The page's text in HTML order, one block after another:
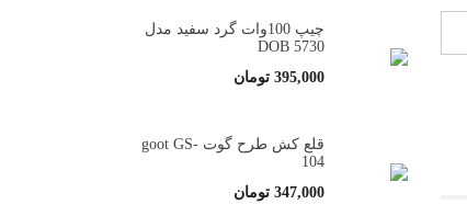
چیپ 100وات گرد سفید مدل
5730 DOB
395,000 تومان
قلع کش طرح گوت goot GS-
104
347,000 تومان